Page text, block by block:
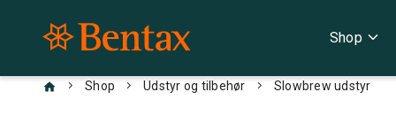
Shop expand_more
chevron_right Shop chevron_right Udstyr og tilbehør chevron_right Slowbrew udstyr